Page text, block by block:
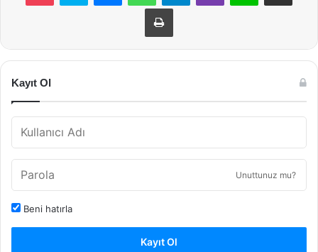
Yazdır
Kayıt Ol
Unuttunuz mu?
Beni hatırla
Kayıt Ol